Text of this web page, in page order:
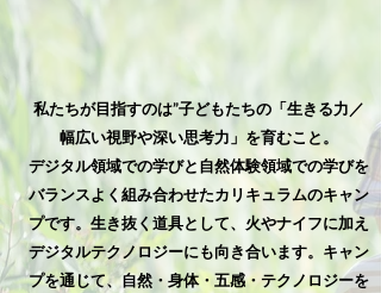
eye on overseas markets, by creating value through
recycling based on new interpretations and methods,
while taking the baton of rice and agricultural
products and the food culture created from them,
which our predecessors have produced with love,
care, and sincerity. At the same time, we are
committed to providing a place and opportunity for
consumers to enjoy their meals with a smile now and
100 years from now as well as to contribute to a
sustainable food system based on recycling.
​私たちが目指すのは”子どもたちの「生きる力／
幅広い視野や深い思考力」を育むこと。
デジタル領域での学びと自然体験領域での学びを
バランスよく組み合わせたカリキュラムのキャン
プです。生き抜く道具として、火やナイフに加え
デジタルテクノロジーにも向き合います。キャン
プを通じて、自然・身体・五感・テクノロジーを